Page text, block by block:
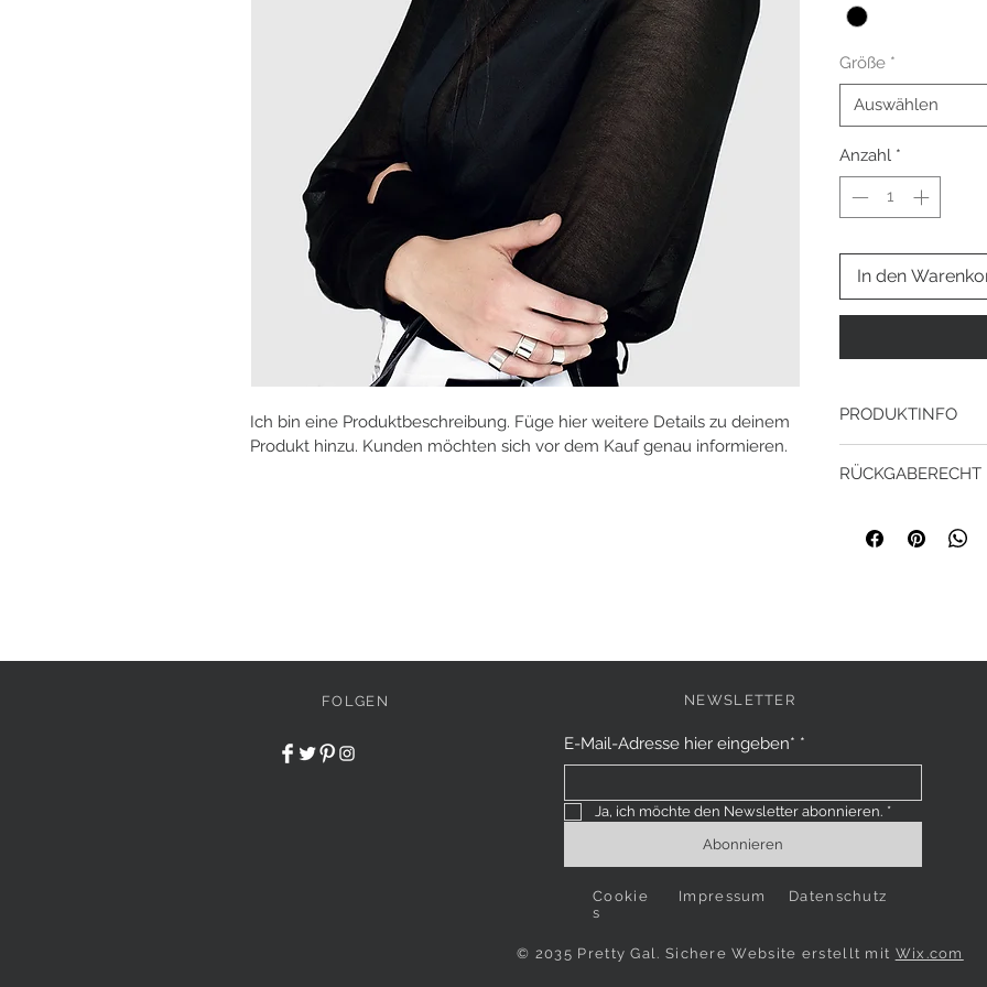
Ich bin eine Produktbeschreibung. Füge hier weitere Details zu deinem
Produkt hinzu. Kunden möchten sich vor dem Kauf genau informieren.
Größe *
Auswählen
Anzahl *
In den
PRODUKTINFO
hinzu wie z. B.
Mehrwert es deinen
RÜCKGABERECHT
zu tun ist, falls diese
FOLGEN NEWSLETTER
E-Mail-Adresse hier eingeben* *
Ja, ich möchte den Newsletter abonnieren. *
Abonnieren
Cookie
s
Impressum Datenschutz
© 2035 Pretty Gal. Sichere Website erstellt mit Wix.com